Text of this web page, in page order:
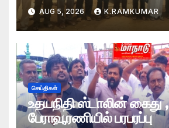
AUG 5, 2026 K.RAMKUMAR
செய்திகள்
உதயநிதி ஸ்டாலின் கைது ,
பேராவூரணியில் பரபரப்பு